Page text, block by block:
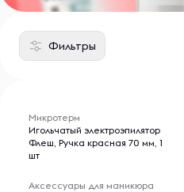
Фильтры
Микротерм
Игольчатый электроэпилятор
Флеш, Ручка красная 70 мм, 1
шт
Аксессуары для маникюра